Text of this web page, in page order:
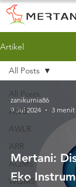
Artikel
All Posts
AWS
AWLR
ARR
AQMS
WQMS
All Posts
Mertani:
Eko
zanikurnia86
9 Jul 2024
3